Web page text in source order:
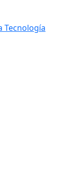
Tecnología